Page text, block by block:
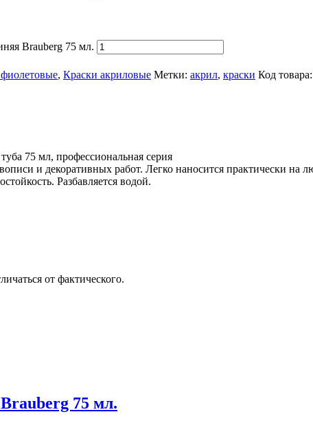
Brauberg 75 мл.
, Краски акриловые Метки: акрил, краски Код товара:
75 мл, профессиональная серия
и декоративных работ. Легко наносится практически
Разбавляется водой.
от фактического.
75 мл.